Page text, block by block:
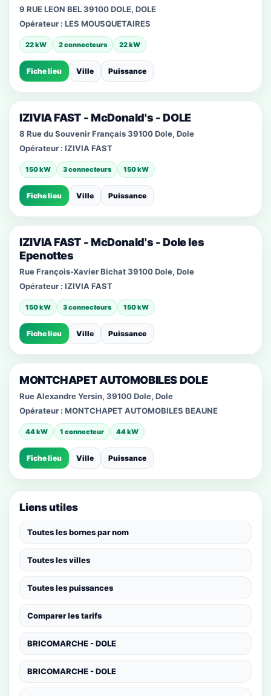
9 RUE LEON BEL 39100 DOLE, DOLE
Opérateur : LES MOUSQUETAIRES
22 kW 2 connecteurs 22 kW
Fiche lieu Ville Puissance
IZIVIA FAST - McDonald's - DOLE
8 Rue du Souvenir Français 39100 Dole, Dole
Opérateur : IZIVIA FAST
150 kW 3 connecteurs 150 kW
Fiche lieu Ville Puissance
IZIVIA FAST - McDonald's - Dole les
Epenottes
Rue François-Xavier Bichat 39100 Dole, Dole
Opérateur : IZIVIA FAST
150 kW 3 connecteurs 150 kW
Fiche lieu Ville Puissance
MONTCHAPET AUTOMOBILES DOLE
Rue Alexandre Yersin, 39100 Dole, Dole
Opérateur : MONTCHAPET AUTOMOBILES BEAUNE
44 kW 1 connecteur 44 kW
Fiche lieu Ville Puissance
Liens utiles
Toutes les bornes par nom
Toutes les villes
Toutes les puissances
Comparer les tarifs
BRICOMARCHE - DOLE
BRICOMARCHE - DOLE